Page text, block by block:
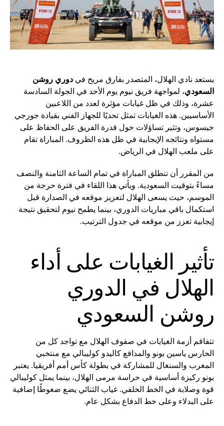
يستعد نادي الهلال، المتصدر بفارق مريح في دوري روشن
السعودي، لمواجهة فريق نيوم يوم الأحد في الجولة السادسة
عشرة، وذلك في ظل غيابات مؤثرة لعدد من اللاعبين
الأساسيين. هذه الغيابات تمثل تحديًا للجهاز الفني بقيادة جورجي
جيسوس، وتثير تساؤلات حول قدرة الفريق على الحفاظ على
مستواه ونتائجه الإيجابية في ظل هذه الظروف. المباراة تقام
على ملعب الهلال في الرياض.
من المقرر أن تنطلق المباراة في تمام الساعة الثامنة والنصف
مساءً بتوقيت السعودية. ويأتي هذا اللقاء في فترة حرجة من
الموسم، حيث يسعى الهلال لتعزيز موقعه في الصدارة قبل
استكمال باقي مباريات الدوري، بينما يطمح نيوم لتحقيق نتيجة
إيجابية تعزز من موقعه في جدول الترتيب.
تأثير الغيابات على أداء
الهلال في الدوري
روشن السعودي
تتفاقم أزمة الغيابات في صفوف الهلال مع تواجد كل من
الحارس ياسين بونو والمدافع كاليدو كوليبالي مع منتخبي
المغرب والسنغال للمشاركة في بطولة كأس أمم أفريقيا. يعتبر
بونو ركيزة أساسية في حراسة مرمى الهلال، بينما يمثل كوليبالي
قوة وصلابة في الخط الخلفي. غياب الثنائي يضع ضغوطًا إضافية
على البدلاء وعلى خط الدفاع بشكل عام.